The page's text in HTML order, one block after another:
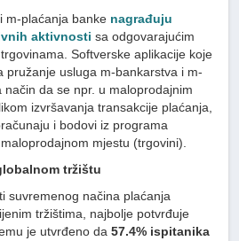
m-plaćanja banke nagrađuju
aktivnosti sa odgovarajućim
Softverske aplikacije koje
pružanje usluga m-bankarstva i m-
da se npr. u maloprodajnim
izvršavanja transakcije plaćanja,
i bodovi iz programa
mjestu (trgovini).
tržištu
suvremenog načina plaćanja
tržištima, najbolje potvrđuje
je utvrđeno da57.4% ispitanika